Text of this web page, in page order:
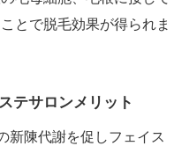
とで脱毛効果が得られま
テサロンメリット
新陳代謝を促しフェイス